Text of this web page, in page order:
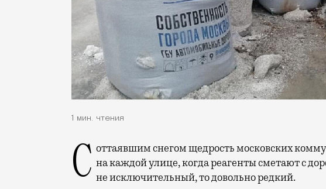
1 мин. чтения
С оттаявшим снегом щедрость московских коммунальщиков можно оценить почти на каждой улице, когда реагенты сметают с
не исключительный, то довольно редкий.